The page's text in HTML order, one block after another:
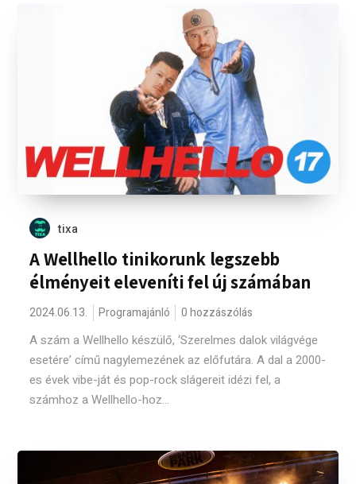
tixa
A Wellhello tinikorunk legszebb
élményeit eleveníti fel új számában
2024.06.13. Programajánló 0 hozzászólás
A szám a Wellhello készülő, ‘Szerelmes dalok világvége
esetére’ című nagylemezének az előfutára. A dal a 2000-
es évek vibe-ját és pop-rock slágereit idézi fel, a
számhoz a Wellhello-hoz...